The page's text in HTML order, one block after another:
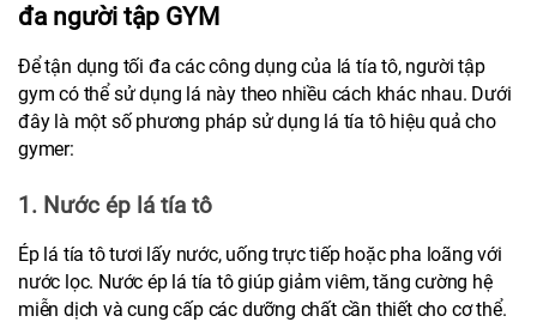
đa người tập GYM
Để tận dụng tối đa các công dụng của lá tía tô, người tập
gym có thể sử dụng lá này theo nhiều cách khác nhau. Dưới
đây là một số phương pháp sử dụng lá tía tô hiệu quả cho
gymer:
1. Nước ép lá tía tô
Ép lá tía tô tươi lấy nước, uống trực tiếp hoặc pha loãng với
nước lọc. Nước ép lá tía tô giúp giảm viêm, tăng cường hệ
miễn dịch và cung cấp các dưỡng chất cần thiết cho cơ thể.